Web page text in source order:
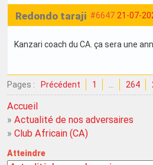
#6647 21-07-
Redondo taraji
Kanzari coach du CA. ça sera une
Pages : Précédent 1 264
Accueil
» Actualité de nos adversaires
» Club Africain (CA)
Atteindre